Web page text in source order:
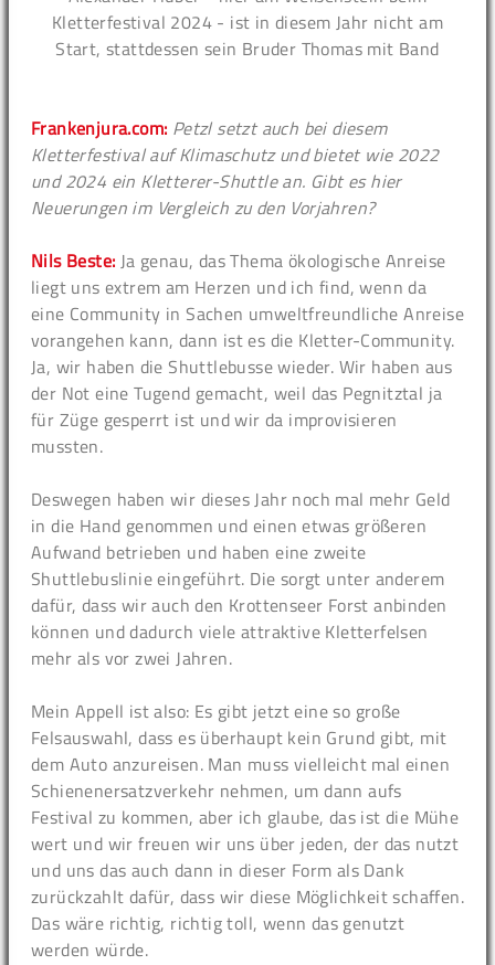
Kletterfestival 2024 - ist in diesem Jahr nicht am
Start, stattdessen sein Bruder Thomas mit Band
Frankenjura.com: Petzl setzt auch bei diesem
Kletterfestival auf Klimaschutz und bietet wie 2022
und 2024 ein Kletterer-Shuttle an. Gibt es hier
Neuerungen im Vergleich zu den Vorjahren?
Nils Beste: Ja genau, das Thema ökologische Anreise
liegt uns extrem am Herzen und ich find, wenn da
eine Community in Sachen umweltfreundliche Anreise
vorangehen kann, dann ist es die Kletter-Community.
Ja, wir haben die Shuttlebusse wieder. Wir haben aus
der Not eine Tugend gemacht, weil das Pegnitztal ja
für Züge gesperrt ist und wir da improvisieren
mussten.
Deswegen haben wir dieses Jahr noch mal mehr Geld
in die Hand genommen und einen etwas größeren
Aufwand betrieben und haben eine zweite
Shuttlebuslinie eingeführt. Die sorgt unter anderem
dafür, dass wir auch den Krottenseer Forst anbinden
können und dadurch viele attraktive Kletterfelsen
mehr als vor zwei Jahren.
Mein Appell ist also: Es gibt jetzt eine so große
Felsauswahl, dass es überhaupt kein Grund gibt, mit
dem Auto anzureisen. Man muss vielleicht mal einen
Schienenersatzverkehr nehmen, um dann aufs
Festival zu kommen, aber ich glaube, das ist die Mühe
wert und wir freuen wir uns über jeden, der das nutzt
und uns das auch dann in dieser Form als Dank
zurückzahlt dafür, dass wir diese Möglichkeit schaffen.
Das wäre richtig, richtig toll, wenn das genutzt
werden würde.